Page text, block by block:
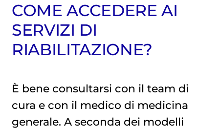
COME ACCEDERE AI
SERVIZI DI
RIABILITAZIONE?
È bene consultarsi con il team di
cura e con il medico di medicina
generale. A seconda dei modelli